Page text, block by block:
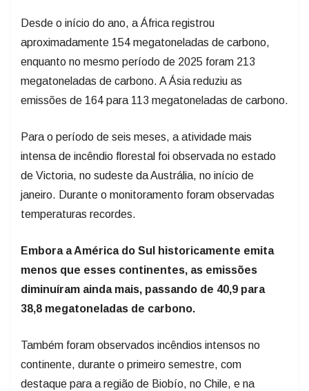
Desde o início do ano, a África registrou
aproximadamente 154 megatoneladas de carbono,
enquanto no mesmo período de 2025 foram 213
megatoneladas de carbono. A Ásia reduziu as
emissões de 164 para 113 megatoneladas de carbono.
Para o período de seis meses, a atividade mais
intensa de incêndio florestal foi observada no estado
de Victoria, no sudeste da Austrália, no início de
janeiro. Durante o monitoramento foram observadas
temperaturas recordes.
Embora a América do Sul historicamente emita
menos que esses continentes, as emissões
diminuíram ainda mais, passando de 40,9 para
38,8 megatoneladas de carbono.
Também foram observados incêndios intensos no
continente, durante o primeiro semestre, com
destaque para a região de Biobío, no Chile, e na